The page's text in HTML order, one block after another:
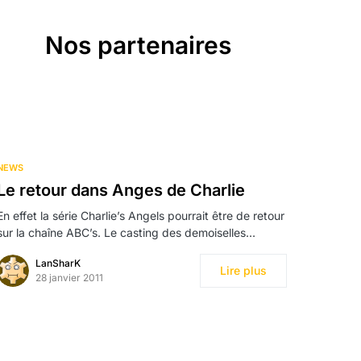
Nos partenaires
retour dans Anges de Charlie
effet la série Charlie’s Angels pourrait être de retour
la chaîne ABC’s. Le casting des demoiselles…
LanSharK
28 janvier 2011
Lire plus